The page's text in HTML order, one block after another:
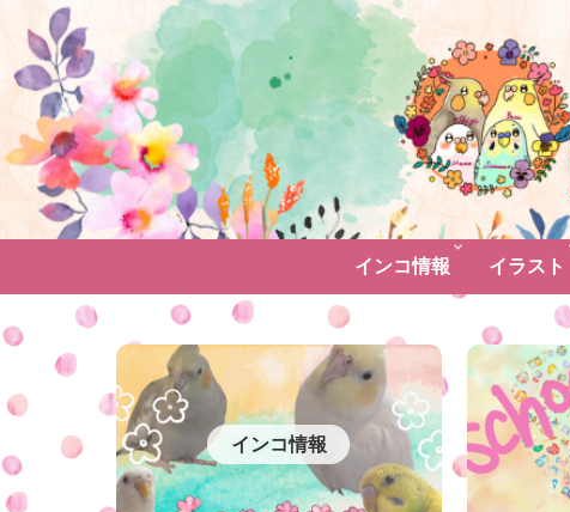
インコ情報 イラスト
インコ情報